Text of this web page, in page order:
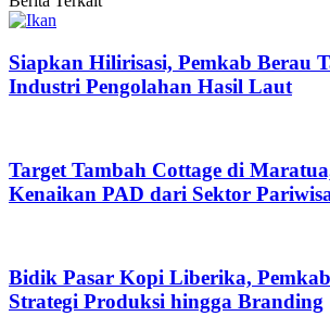
Siapkan Hilirisasi, Pemkab Berau
Industri Pengolahan Hasil Laut
Target Tambah Cottage di
Kenaikan PAD dari Sektor
Bidik Pasar Kopi Liberika,
Strategi Produksi hingga Branding